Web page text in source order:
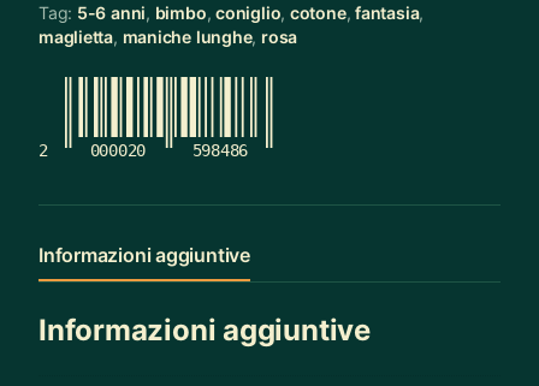
Tag: 5-6 anni, bimbo,coniglio, cotone,fantasia,
maglietta, maniche lunghe, rosa
2 000020 598486
Informazioni aggiuntive
Informazioni aggiuntive